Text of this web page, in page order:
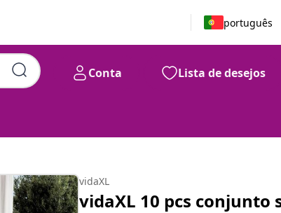
português
Conta Lista de desejos
vidaXL
vidaXL 10 pcs conjunto